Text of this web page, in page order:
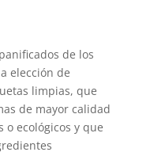
de los
elección de
limpias, que
de mayor calidad
ecológicos y que